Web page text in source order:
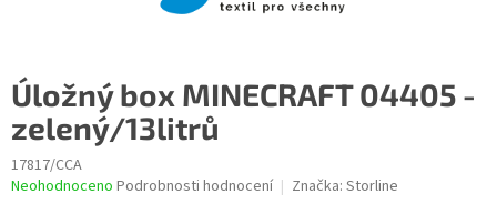
Úložný box MINECRAFT 04405 -
zelený/13litrů
17817/CCA
Průměrné
Neohodnoceno Podrobnosti hodnocení Značka: Storline